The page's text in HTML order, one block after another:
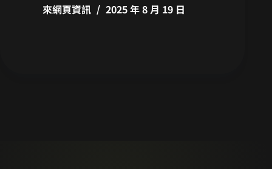
來網頁資訊 2025 年 8 月 19 日